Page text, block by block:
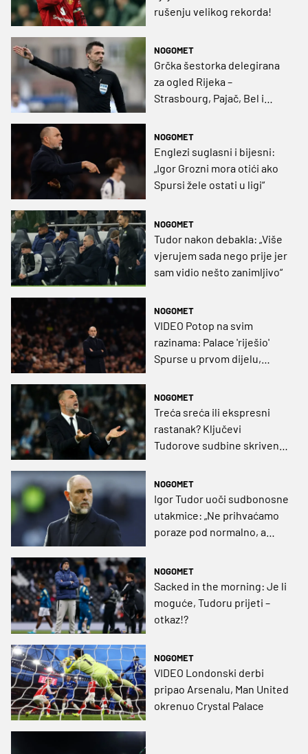
rušenju velikog rekorda!
NOGOMET
Grčka šestorka delegirana
za ogled Rijeka –
Strasbourg, Pajač, Bel i
NOGOMET
Englezi suglasni i bijesni:
„Igor Grozni mora otići ako
Spursi žele ostati u ligi“
NOGOMET
Tudor nakon debakla: „Više
vjerujem sada nego prije jer
sam vidio nešto zanimljivo“
NOGOMET
VIDEO Potop na svim
razinama: Palace 'riješio'
Spurse u prvom dijelu,
NOGOMET
Treća sreća ili ekspresni
rastanak? Ključevi
Tudorove sudbine skriveni
NOGOMET
Igor Tudor uoči sudbonosne
utakmice: „Ne prihvaćamo
poraze pod normalno, a
NOGOMET
Sacked in the morning: Je li
moguće, Tudoru prijeti –
otkaz!?
NOGOMET
VIDEO Londonski derbi
pripao Arsenalu, Man United
okrenuo Crystal Palace